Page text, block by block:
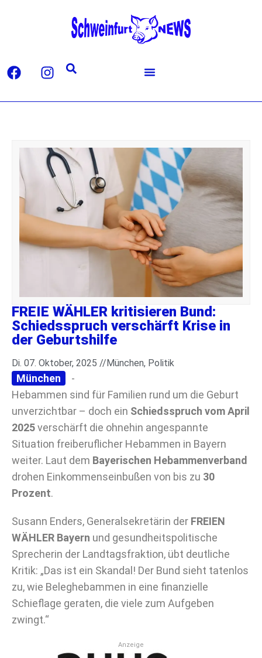
FREIE WÄHLER kritisieren Bund:
Schiedsspruch verschärft Krise in
der Geburtshilfe
Di. 07. Oktober, 2025 //München, Politik
München
-
Hebammen sind für Familien rund um die Geburt
unverzichtbar – doch ein Schiedsspruch vom April
2025verschärft die ohnehin angespannte
Situation freiberuflicher Hebammen in Bayern
weiter. Laut dem Bayerischen Hebammenverband
drohen Einkommenseinbußen von bis zu 30
Prozent.
Susann Enders, Generalsekretärin der FREIEN
WÄHLER Bayern und gesundheitspolitische
Sprecherin der Landtagsfraktion, übt deutliche
Kritik: „Das ist ein Skandal! Der Bund sieht tatenlos
zu, wie Beleghebammen in eine finanzielle
Schieflage geraten, die viele zum Aufgeben
zwingt.“
Anzeige